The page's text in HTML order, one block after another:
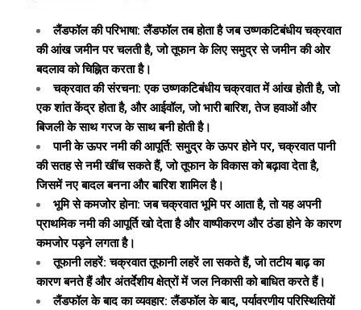
लैंडफॉल की परिभाषा: लैंडफॉल तब होता है जब उष्णकटिबंधीय चक्रवात
की आंख जमीन पर चलती है, जो तूफान के लिए समुद्र से जमीन की ओर
बदलाव को चिह्नित करता है।
चक्रवात की संरचना: एक उष्णकटिबंधीय चक्रवात में आंख होती है, जो
एक शांत केंद्र होता है, और आईवॉल, जो भारी बारिश, तेज हवाओं और
बिजली के साथ गरज के साथ बनी होती है।
पानी के ऊपर नमी की आपूर्ति: समुद्र के ऊपर होने पर, चक्रवात पानी
की सतह से नमी खींच सकते हैं, जो तूफान के विकास को बढ़ावा देता है,
जिसमें नए बादल बनना और बारिश शामिल है।
भूमि से कमजोर होना: जब चक्रवात भूमि पर आता है, तो यह अपनी
प्राथमिक नमी की आपूर्ति खो देता है और वाष्पीकरण और ठंडा होने के कारण
कमजोर पड़ने लगता है।
तूफानी लहरें: चक्रवात तूफानी लहरें ला सकते हैं, जो तटीय बाढ़ का
कारण बनते हैं और अंतर्देशीय क्षेत्रों में जल निकासी को बाधित करते हैं।
लैंडफॉल के बाद का व्यवहार: लैंडफॉल के बाद, पर्यावरणीय परिस्थितियों